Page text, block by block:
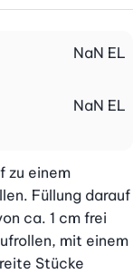
NaN EL
NaN EL
zu einem
Füllung darauf
ca. 1 cm frei
mit einem
Stücke